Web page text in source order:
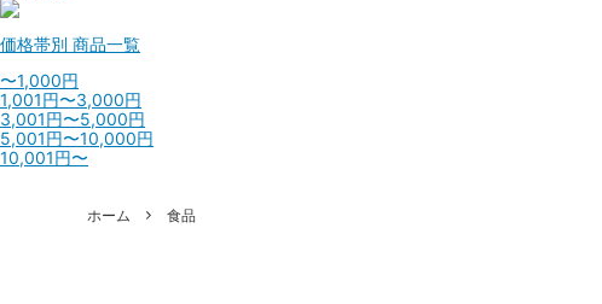
価格帯別 商品一覧
〜1,000円
1,001円〜3,000円
3,001円〜5,000円
5,001円〜10,000円
10,001円〜
ホーム 食品